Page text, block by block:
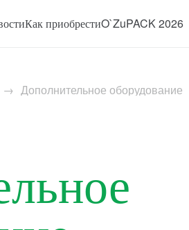
Как приобрестиO`ZuPACK 2026
Дополнительное оборудование
→